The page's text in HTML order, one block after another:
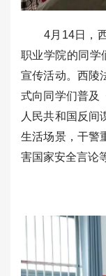
4月14日，西
职业学院的同学
宣传活动。西陵
式向同学们普及
人民共和国反间
生活场景，干警
害国家安全言论